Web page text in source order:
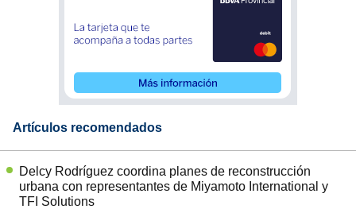
Artículos recomendados
Delcy Rodríguez coordina planes de reconstrucción
urbana con representantes de Miyamoto International y
TFI Solutions